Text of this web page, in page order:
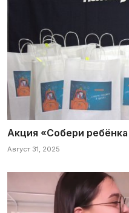
Акция «Собери
Август 31, 2025